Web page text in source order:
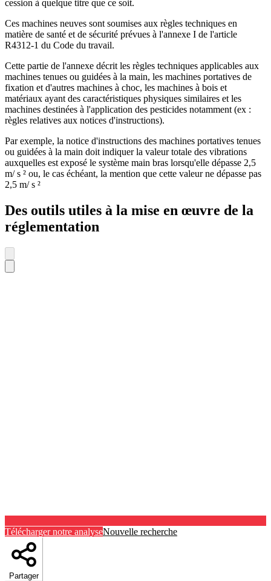
cession à quelque titre que ce soit.
Ces machines neuves sont soumises aux règles techniques en
matière de santé et de sécurité prévues à l'annexe I de l'article
R4312-1 du Code du travail.
Cette partie de l'annexe décrit les règles techniques applicables aux
machines tenues ou guidées à la main, les machines portatives de
fixation et d'autres machines à choc, les machines à bois et
matériaux ayant des caractéristiques physiques similaires et les
machines destinées à l'application des pesticides notamment (ex :
règles relatives aux notices d'instructions).
Par exemple, la notice d'instructions des machines portatives tenues
ou guidées à la main doit indiquer la valeur totale des vibrations
auxquelles est exposé le système main bras lorsqu'elle dépasse 2,5
m/ s ² ou, le cas échéant, la mention que cette valeur ne dépasse pas
2,5 m/ s ²
Des outils utiles à la mise en œuvre de la
réglementation
Télécharger notre analyseNouvelle recherche
Partager